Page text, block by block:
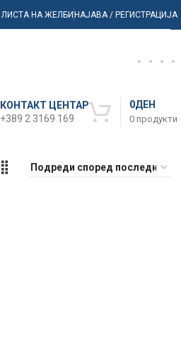
ЛИСТА НА ЖЕЛБИНАЈАВА / РЕГИСТРАЦИЈА
КОНТАКТ ЦЕНТАР
+389 2 3169 169
0 продукти
0ДЕН